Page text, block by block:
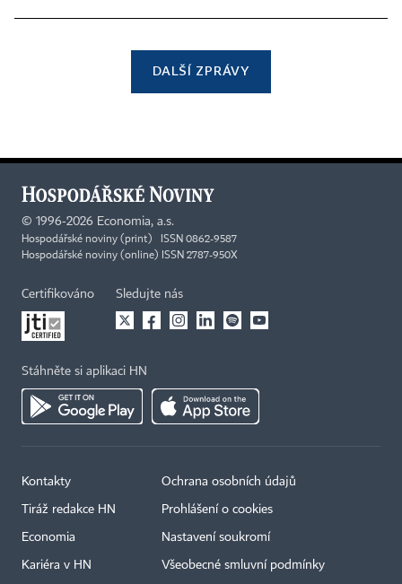
DALŠÍ ZPRÁVY
© 1996-2026 Economia, a.s.
Hospodářské noviny (print) ISSN 0862-9587
Hospodářské noviny (online) ISSN 2787-950X
Certifikováno Sledujte nás
Stáhněte si aplikaci HN
Kontakty
Tiráž redakce HN
Economia
Kariéra v HN
Ochrana osobních údajů
Prohlášení o cookies
Nastavení soukromí
Všeobecné smluvní podmínky